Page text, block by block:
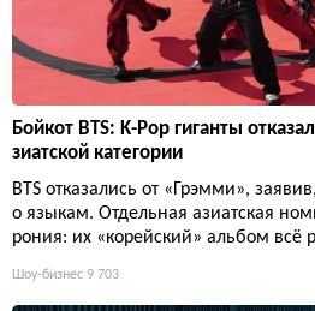
Бойкот BTS: K-Pop гиганты
зиатской категории
BTS отказались от «Грэмми»,
о языкам. Отдельная азиатская
рония: их «корейский» альбом всё
Шоу-бизнес 9 703